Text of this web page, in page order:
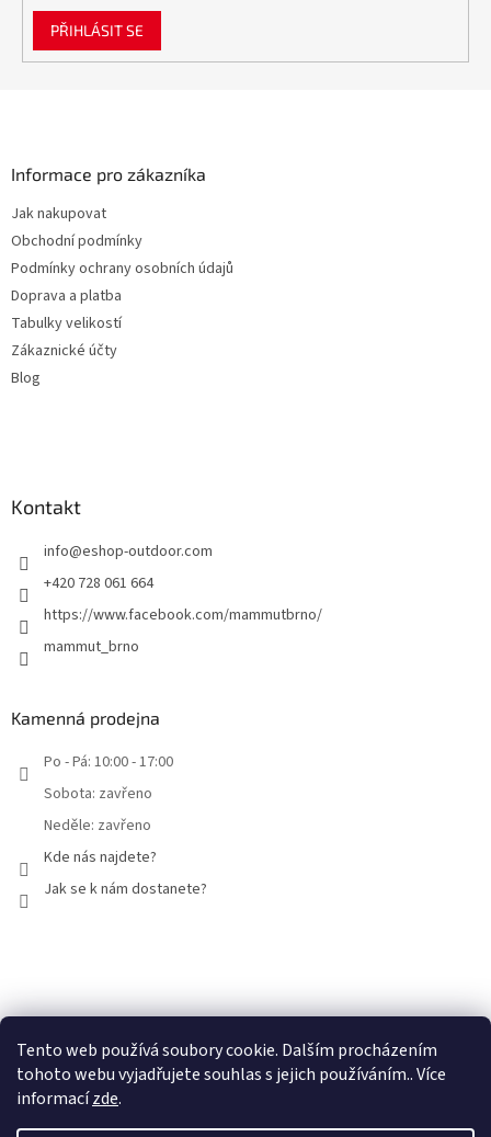
Tento web používá soubory cookie. Dalším procházením
tohoto webu vyjadřujete souhlas s jejich používáním.. Více
informacízde.
PŘIHLÁSIT SE
Informace pro zákazníka
Jak nakupovat
Obchodní podmínky
Podmínky ochrany osobních údajů
Doprava a platba
Tabulky velikostí
Zákaznické účty
Blog
Kontakt
info@eshop-outdoor.com
+420 728 061 664
https://www.facebook.com/mammutbrno/
mammut_brno
Kamenná prodejna
Po - Pá: 10:00 - 17:00
Sobota: zavřeno
Neděle: zavřeno
Kde nás najdete?
Jak se k nám dostanete?
Facebook